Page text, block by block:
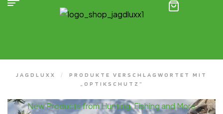
JAGDLUXX /
PRODUKTE VERSCHLAGWORTET MIT
„OPTIKSCHUTZ“
New Products from Hunting, Fishing and More